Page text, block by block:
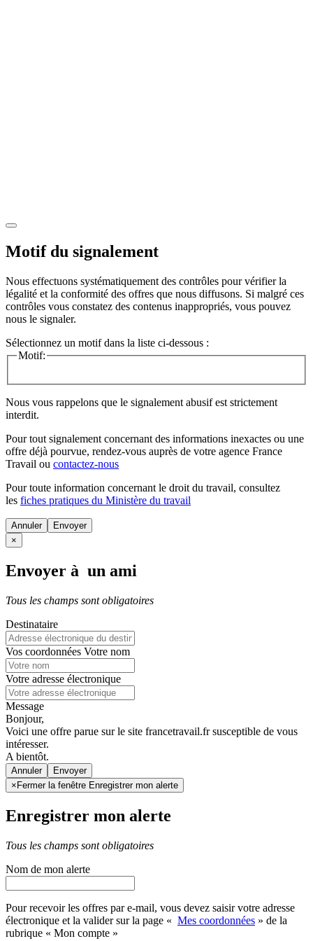
Motif du signalement
Nous effectuons systématiquement des contrôles pour vérifier la
légalité et la conformité des offres que nous diffusons. Si malgré ces
contrôles vous constatez des contenus inappropriés, vous pouvez
nous le signaler.
Sélectionnez un motif dans la liste ci-dessous :
Motif:
Nous vous rappelons que le signalement abusif est strictement
interdit.
Pour tout signalement concernant des informations inexactes ou une
offre déjà pourvue, rendez-vous auprès de votre agence France
Travail ou contactez-nous
Pour toute information concernant le droit du travail, consultez
les fiches pratiques du Ministère du travail
Annuler
×
Envoyer à un ami
Tous les champs sont obligatoires
Destinataire
Vos coordonnées Votre nom
Votre adresse électronique
Message
Bonjour,
Voici une offre parue sur le site francetravail.fr susceptible de vous
intéresser.
A bientôt.
Annuler
× Fermer la fenêtre Enregistrer mon alerte
Enregistrer mon alerte
Tous les champs sont obligatoires
Nom de mon alerte
Pour recevoir les offres par e-mail, vous devez saisir votre adresse
électronique et la valider sur la page « Mes coordonnées » de la
rubrique « Mon compte »